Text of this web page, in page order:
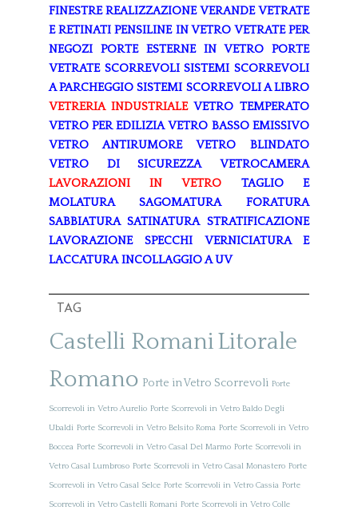
FINESTRE REALIZZAZIONE VERANDE VETRATE
E RETINATI PENSILINE IN VETRO VETRATE PER
NEGOZI PORTE ESTERNE IN VETRO PORTE
VETRATE SCORREVOLI SISTEMI SCORREVOLI
A PARCHEGGIO SISTEMI SCORREVOLI A LIBRO
VETRERIA INDUSTRIALE VETRO TEMPERATO
VETRO PER EDILIZIA VETRO BASSO EMISSIVO
VETRO ANTIRUMORE
VETRO BLINDATO
VETRO DI SICUREZZA
VETROCAMERA
LAVORAZIONI IN VETRO
TAGLIO E
MOLATURA
SAGOMATURA
FORATURA
SABBIATURA SATINATURA STRATIFICAZIONE
LAVORAZIONE SPECCHI
VERNICIATURA E
LACCATURA INCOLLAGGIO A UV
TAG
Castelli RomaniLitorale
Romano Porte in Vetro Scorrevoli Porte
Scorrevoli in Vetro Aurelio Porte Scorrevoli in Vetro Baldo Degli
Ubaldi Porte Scorrevoli in Vetro Belsito Roma Porte Scorrevoli in Vetro
Boccea Porte Scorrevoli in Vetro Casal Del Marmo Porte Scorrevoli in
Vetro Casal Lumbroso Porte Scorrevoli in Vetro Casal Monastero Porte
Scorrevoli in Vetro Casal Selce Porte Scorrevoli in Vetro Cassia Porte
Scorrevoli in Vetro Castelli Romani Porte Scorrevoli in Vetro Colle